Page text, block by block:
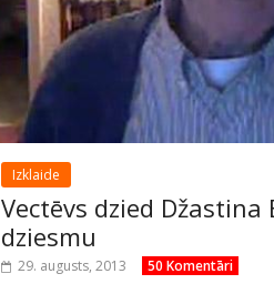
Izklaide
Vectēvs dzied Džastina
dziesmu
29. augusts, 2013 50 Komentāri